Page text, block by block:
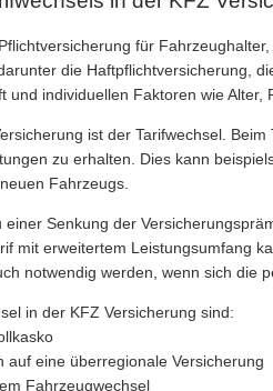
für
die Haftpflichtversicherung,
und individuellen Faktoren wie
ist der Tarifwechsel.
zu erhalten. Dies kann
Fahrzeugs.
einer Senkung der
mit erweitertem Leistungsumfang
notwendig werden, wenn sich
in der KFZ Versicherung sind:
auf eine überregionale Versicherung
Fahrzeugwechsel